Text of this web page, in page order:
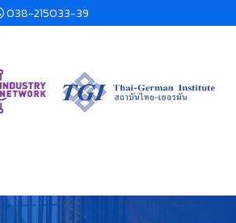
038-215033-39